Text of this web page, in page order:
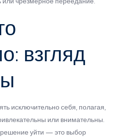
взгляд
исключительно себя, полагая,
или внимательны.
решение уйти — это выбор